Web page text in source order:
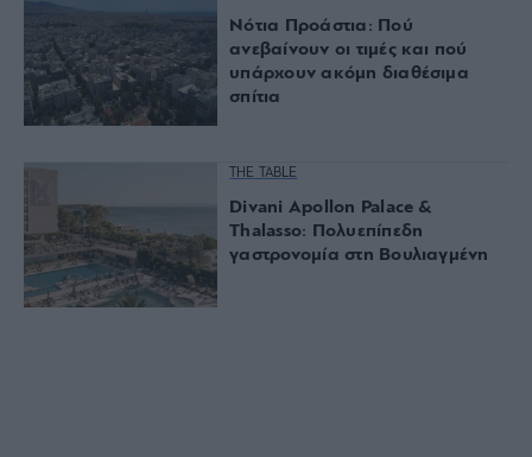
Νότια Προάστια: Πού
ανεβαίνουν οι τιμές και πού
υπάρχουν ακόμη διαθέσιμα
σπίτια
THE TABLE
Divani Apollon Palace &
Thalasso: Πολυεπίπεδη
γαστρονομία στη Βουλιαγμένη